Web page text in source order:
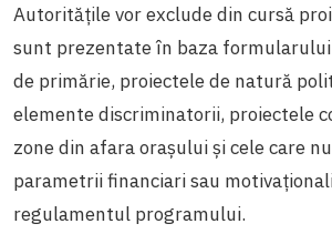
Autoritățile vor exclude din cursă
sunt prezentate în baza
de primărie, proiectele de natură
elemente discriminatorii, proiectele
zone din afara orașului și cele care
parametrii financiari sau
regulamentul programului.